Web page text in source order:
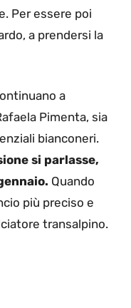
Per essere poi
a prendersi la
a
Pimenta, sia
bianconeri.
si parlasse,
Quando
più preciso e
transalpino.